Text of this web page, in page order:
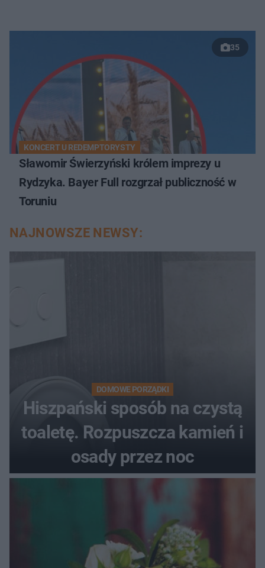
35
KONCERT U REDEMPTORYSTY
Sławomir Świerzyński królem imprezy u
Rydzyka. Bayer Full rozgrzał publiczność w
Toruniu
NAJNOWSZE NEWSY:
DOMOWE PORZĄDKI
Hiszpański sposób na czystą
toaletę. Rozpuszcza kamień i
osady przez noc